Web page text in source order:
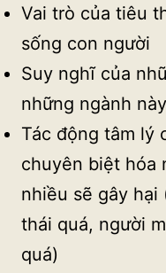
Vai trò của tiêu
sống con người
Suy nghĩ của
những ngành này
Tác động tâm lý
chuyên biệt hóa
nhiều sẽ gây hại
thái quá, người
quá)